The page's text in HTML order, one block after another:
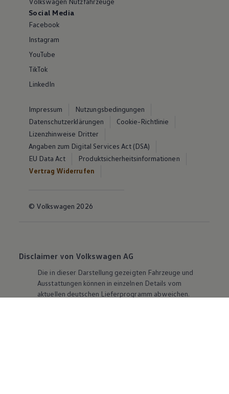
Social Media
Facebook
Instagram
YouTube
TikTok
LinkedIn
Impressum
Nutzungsbedingungen
Datenschutzerklärungen
Cookie-Richtlinie
Lizenzhinweise Dritter
Angaben zum Digital Services Act (DSA)
EU Data Act
Produktsicherheitsinformationen
Vertrag Widerrufen
© Volkswagen 2026
Disclaimer von Volkswagen AG
Die in dieser Darstellung gezeigten Fahrzeuge und
Ausstattungen können in einzelnen Details vom
aktuellen deutschen Lieferprogramm abweichen.